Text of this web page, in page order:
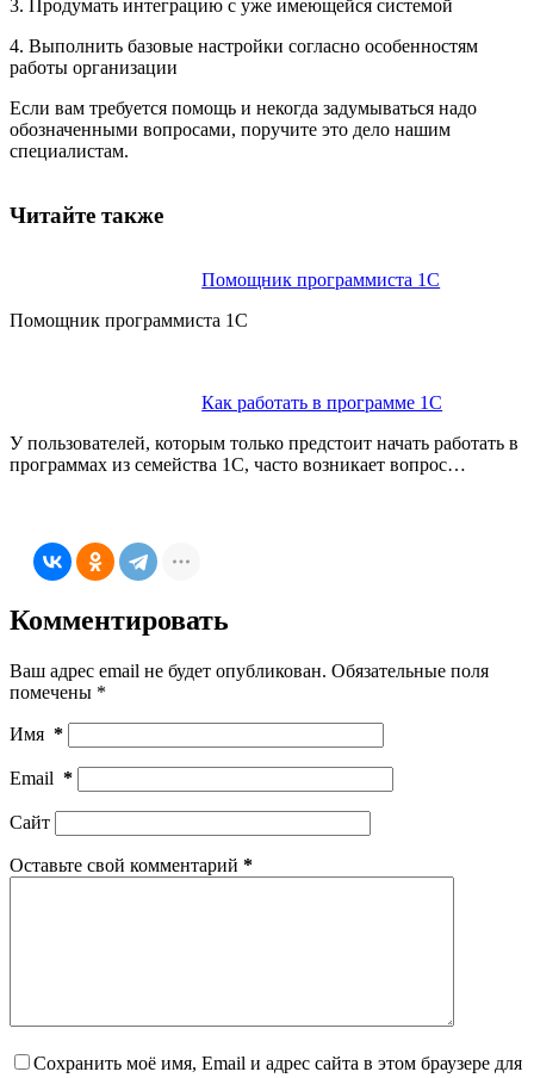
3. Продумать интеграцию с уже имеющейся системой
4. Выполнить базовые настройки согласно особенностям
работы организации
Если вам требуется помощь и некогда задумываться надо
обозначенными вопросами, поручите это дело нашим
специалистам.
Читайте также
Помощник про‎граммиста 1С
Помощник программиста 1С
Как работать в программе 1С
У пользователей, которым только предстоит начать работать в
программах из семейства 1С, часто возникает вопрос…
Комментировать
Ваш адрес email не будет опубликован. Обязательные поля
помечены *
Имя *
Email *
Сайт
Оставьте свой комментарий *
Сохранить моё имя, Email и адрес сайта в этом браузере для